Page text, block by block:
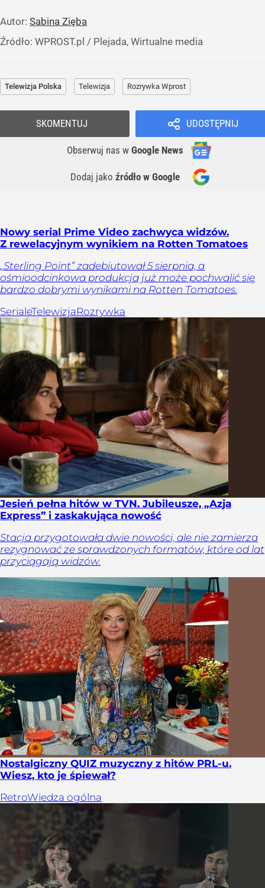
Autor: Sabina Zięba
Źródło: WPROST.pl / Plejada, Wirtualne media
Telewizja Polska Telewizja Rozrywka Wprost
UDOSTĘPNIJ
Obserwuj nas w Google News
Dodaj jako źródło w Google
SKOMENTUJ
Nowy serial Prime Video zachwyca widzów.
Z rewelacyjnym wynikiem na Rotten Tomatoes
„Sterling Point” zadebiutował 5 sierpnia, a
ośmioodcinkowa produkcja już może pochwalić się
bardzo dobrymi wynikami na Rotten Tomatoes.
SerialeTelewizjaRozrywka
Jesień pełna hitów w TVN. Jubileusze, „Azja
Express” i zaskakująca nowość
Stacja przygotowała dwie nowości, ale nie zamierza
rezygnować ze sprawdzonych formatów, które od lat
przyciągają widzów.
Nostalgiczny QUIZ muzyczny z hitów PRL-u.
Wiesz, kto je śpiewał?
RetroWiedza ogólna